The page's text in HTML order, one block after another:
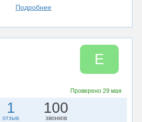
Подробнее
E
Проверено 29 мая
1
отзыв
100
звонков